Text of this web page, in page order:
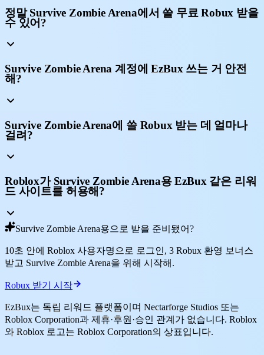
정말 Survive Zombie Arena에서 쓸 무료 Robux 받을
수 있어?
Survive Zombie Arena 계정에 EzBux 쓰는 거 안전
해?
Survive Zombie Arena에 쓸 Robux 받는 데 얼마나
걸려?
Roblox가 Survive Zombie Arena용 EzBux 같은 리워
드 사이트를 허용해?
Survive Zombie Arena용으로 받을 준비됐어?
10초 안에 Roblox 사용자명으로 로그인, 3 Robux 환영 보너스
받고 Survive Zombie Arena을 위해 시작해.
Robux 받기 시작
EzBux는 독립 리워드 플랫폼이며 Nectarforge Studios 또는
Roblox Corporation과 제휴·후원·승인 관계가 없습니다. Roblox
와 Roblox 로고는 Roblox Corporation의 상표입니다.